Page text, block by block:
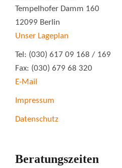
Tempelhofer Damm 160
12099 Berlin
Unser Lageplan
Tel: (030) 617 09 168 / 169
Fax: (030) 679 68 320
E-Mail
Impressum
Datenschutz
Beratungszeiten